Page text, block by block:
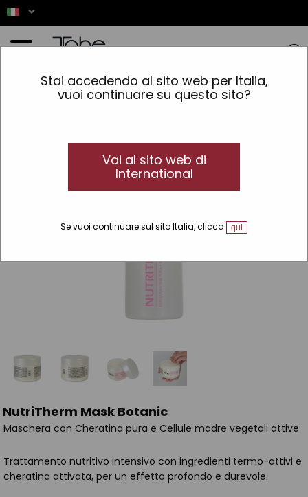
Stai accedendo al sito web per Italia,
vuoi continuare su questo sito?
Vai al sito web di
International
Se vuoi continuare sul sito Italia, clicca qui
Capelli »Tipo di prodotto »Maschera »NutriTherm Mask
NutriTherm Mask Botanic
Maschera con Cheratina pura e Cellule madre vegetali attive
Trattamento nutritivo intensivo con ingredienti termo-attivi e
cheratina attivata, per un effetto profondo e durevole.